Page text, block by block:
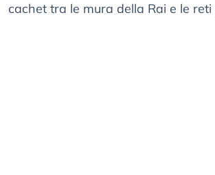
cachet tra le mura della Rai e le